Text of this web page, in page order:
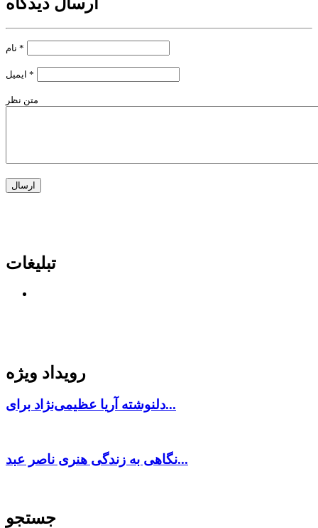
*
*
متن نظر
تبلیغات
رویداد ویژه
دلنوشته آریا عظیمی‌نژاد برای...
نگاهی به زندگی هنری ناصر عبد...
جستجو